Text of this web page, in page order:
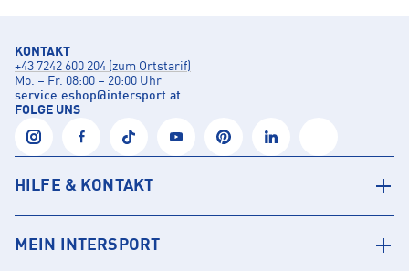
KONTAKT
+43 7242 600 204 (zum Ortstarif)
Mo. – Fr. 08:00 – 20:00 Uhr
service.eshop@intersport.at
FOLGE UNS
HILFE & KONTAKT
MEIN INTERSPORT